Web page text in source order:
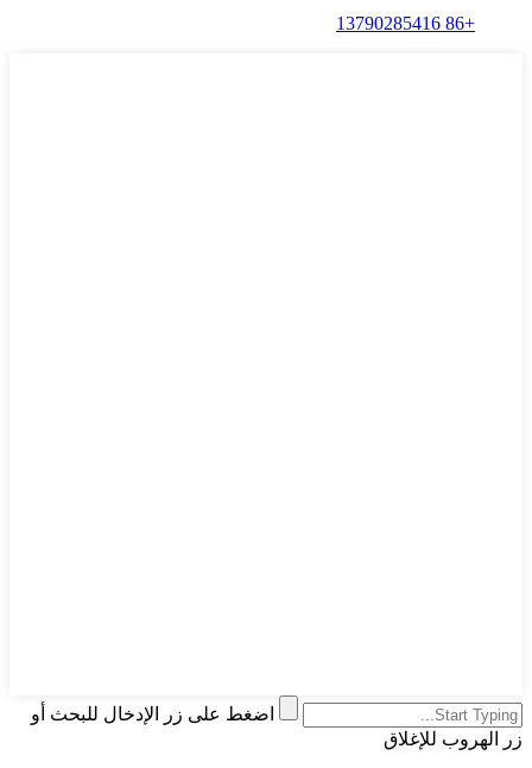
+86 13790285416
اضغط على زر الإدخال للبحث أو
زر الهروب للإغلاق